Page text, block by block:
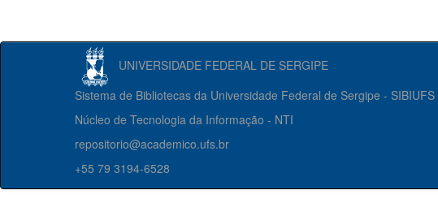
UNIVERSIDADE FEDERAL DE SERGIPE
Sistema de Bibliotecas da Universidade Federal de Sergipe - SIBIUFS
Núcleo de Tecnologia da Informação - NTI
repositorio@academico.ufs.br
+55 79 3194-6528